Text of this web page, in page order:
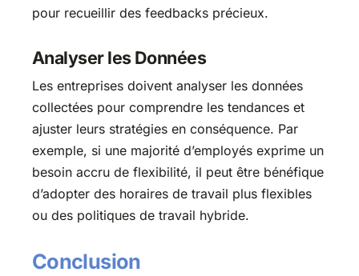
pour recueillir des feedbacks précieux.
Analyser les Données
Les entreprises doivent analyser les données
collectées pour comprendre les tendances et
ajuster leurs stratégies en conséquence. Par
exemple, si une majorité d’employés exprime un
besoin accru de flexibilité, il peut être bénéfique
d’adopter des horaires de travail plus flexibles
ou des politiques de travail hybride.
Conclusion